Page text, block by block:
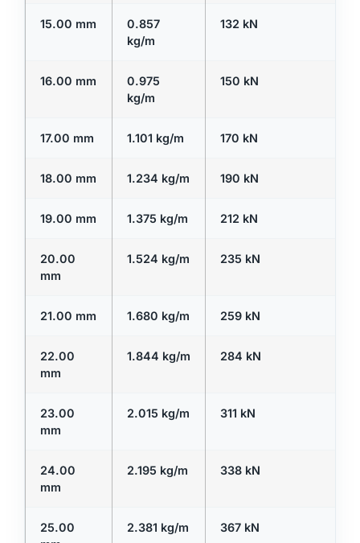
15.00 mm
0.857
kg/m
132 kN
16.00 mm
0.975
kg/m
150 kN
17.00 mm 1.101 kg/m 170 kN
18.00 mm 1.234 kg/m 190 kN
19.00 mm 1.375 kg/m 212 kN
20.00
mm
1.524 kg/m 235 kN
21.00 mm 1.680 kg/m 259 kN
22.00
mm
1.844 kg/m 284 kN
23.00
mm
2.015 kg/m 311 kN
24.00
mm
2.195 kg/m 338 kN
25.00
2.381 kg/m 367 kN